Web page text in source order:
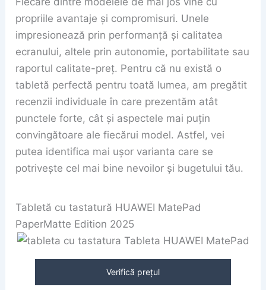
propriile avantaje și compromisuri. Unele
impresionează prin performanță și calitatea
ecranului, altele prin autonomie, portabilitate sau
raportul calitate-preț. Pentru că nu există o
tabletă perfectă pentru toată lumea, am pregătit
recenzii individuale în care prezentăm atât
punctele forte, cât și aspectele mai puțin
convingătoare ale fiecărui model. Astfel, vei
putea identifica mai ușor varianta care se
potrivește cel mai bine nevoilor și bugetului tău.
Tabletă cu tastatură HUAWEI MatePad
PaperMatte Edition 2025
Verifică prețul